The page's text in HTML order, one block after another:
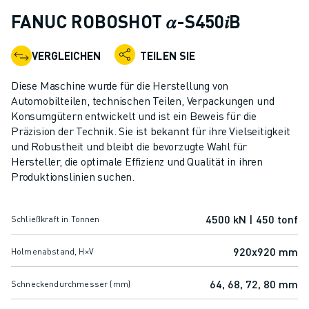
ROBOTERPALETTE
ROBOTER-STEUERUNGEN
ROBOTER-ZUBEHÖR
ROBOTER-SOFTWARE
SIMULATIONSSOFTWARE
ROBOTIK-PRODUKTE FÜR DEN BILDUNGSBEREICH
ROBOTER-AUTOMATISIERUNG
KOMPAKTE CNC-BEARBEITUNGSZENTREN
ROBODRILL-FILTER
ROBODRILL SOFTWARE
ROBODRILL NACHHALTIGKEIT
ROBODRILL ROBOTER-PAKET
FANUC ROBOSHOT 𝛼-S450𝑖B
VERGLEICHEN TEILEN SIE
Diese Maschine wurde für die Herstellung von
Automobilteilen, technischen Teilen, Verpackungen und
Konsumgütern entwickelt und ist ein Beweis für die
Präzision der Technik. Sie ist bekannt für ihre Vielseitigkeit
und Robustheit und bleibt die bevorzugte Wahl für
Hersteller, die optimale Effizienz und Qualität in ihren
Produktionslinien suchen.
Schließkraft in Tonnen 4500 kN | 450 tonf
Holmenabstand, H×V 920x920 mm
Schneckendurchmesser (mm) 64, 68, 72, 80 mm